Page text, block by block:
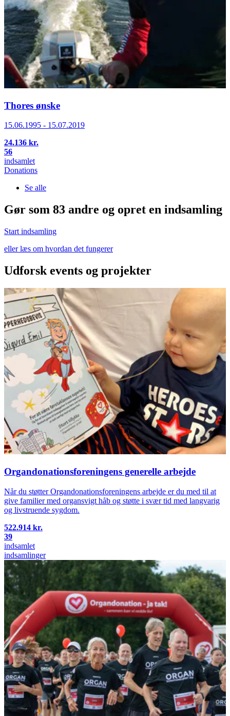
Thores ønske
15.06.1995 - 15.07.2019
24.136 kr.
56
indsamlet
Donations
Se alle
Gør som 83 andre og opret en indsamling
Start indsamling
eller læs om hvordan det fungerer
Udforsk events og projekter
Organdonationsforeningens generelle arbejde
Når du støtter Organdonationsforeningens arbejde er du med til at
give familier med organsvigt håb og støtte i svær tid med langvarig
og livstruende sygdom.
522.914 kr.
39
indsamlet
indsamlinger